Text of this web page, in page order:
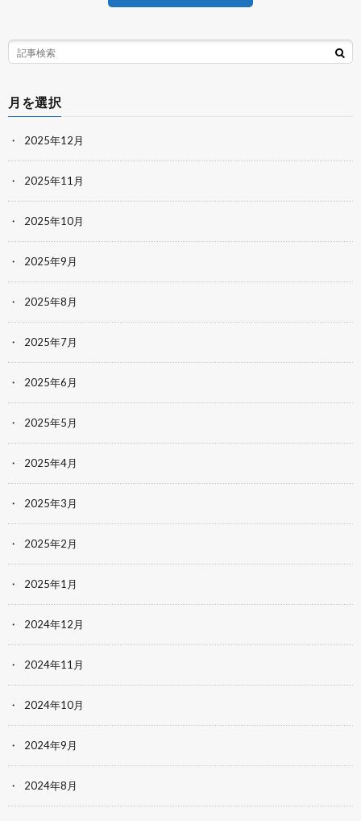
月を選択
2025年12月
2025年11月
2025年10月
2025年9月
2025年8月
2025年7月
2025年6月
2025年5月
2025年4月
2025年3月
2025年2月
2025年1月
2024年12月
2024年11月
2024年10月
2024年9月
2024年8月